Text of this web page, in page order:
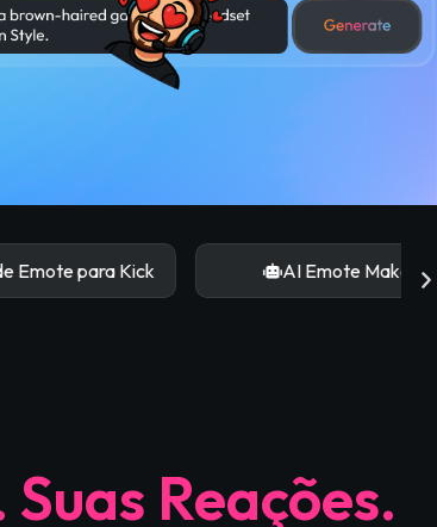
Kick AI Emote Maker
Reações.